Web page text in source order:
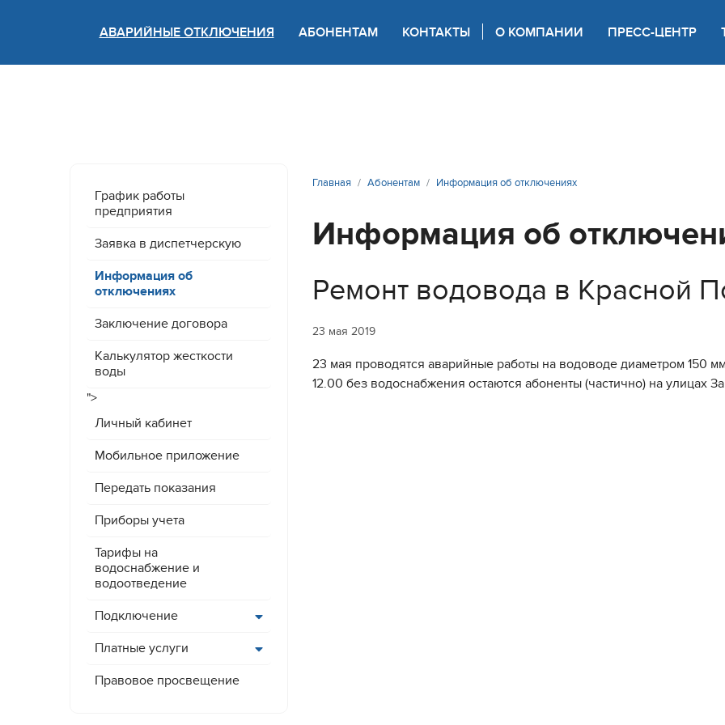
Версия для слабовидящих
АВАРИЙНЫЕ ОТКЛЮЧЕНИЯ АБОНЕНТАМ КОНТАКТЫ О КОМПАНИИ ПРЕСС-ЦЕНТР
График работы
предприятия
Заявка в диспетчерскую
Информация об
отключениях
Заключение договора
Калькулятор жесткости
воды
">
Личный кабинет
Мобильное приложение
Передать показания
Приборы учета
Тарифы на
водоснабжение и
водоотведение
Подключение
Платные услуги
Правовое просвещение
Главная Абонентам Информация об отключениях
Информация об
Ремонт водовода в Красной
23 мая 2019
23 мая проводятся аварийные работы на водоводе диаметром 150
12.00 без водоснабжения остаются абоненты (частично) на улицах